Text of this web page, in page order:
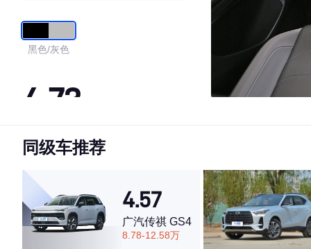
黑色/灰色
4.73
·外观表现一般，低于52%同级车
·空间表现较为优秀，优于72%同级车
同级车推荐
4.57
广汽传祺 GS4
8.78-12.58万